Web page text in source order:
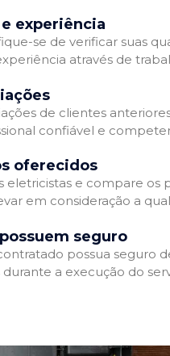
experiência
se de verificar suas
através de
de clientes
confiável e
oferecidos
e compare os
em consideração a
seguro
possua seguro
a execução do